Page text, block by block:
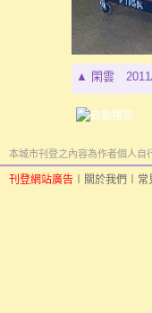
▲ 閑雲
本城市刊登之內容為作者個人自
刊登網站廣告 關於我們 常